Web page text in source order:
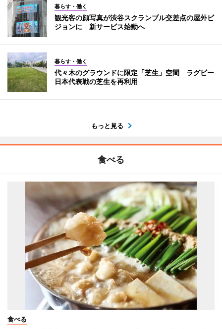
暮らす・働く
観光客の顔写真が渋谷スクランブル交差点の屋外ビ
ジョンに 新サービス始動へ
暮らす・働く
代々木のグラウンドに限定「芝生」空間 ラグビー
日本代表戦の芝生を再利用
もっと見る
食べる
食べる